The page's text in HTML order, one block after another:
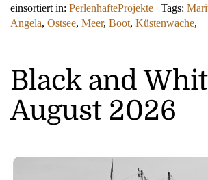
einsortiert in: PerlenhafteProjekte | Tags:
Angela, Ostsee, Meer, Boot, Küstenwache,
Black and
August 2026